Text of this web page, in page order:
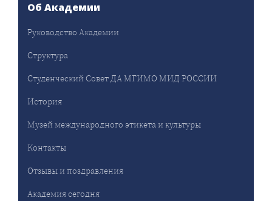
Об Академии
Руководство Академии
Структура
Студенческий Совет ДА МГИМО МИД РОССИИ
История
Музей международного этикета и культуры
Контакты
Отзывы и поздравления
Академия сегодня